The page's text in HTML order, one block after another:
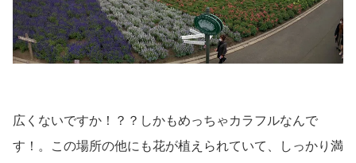
広くないですか！？？しかもめっちゃカラフルなんで
す！。この場所の他にも花が植えられていて、しっかり満